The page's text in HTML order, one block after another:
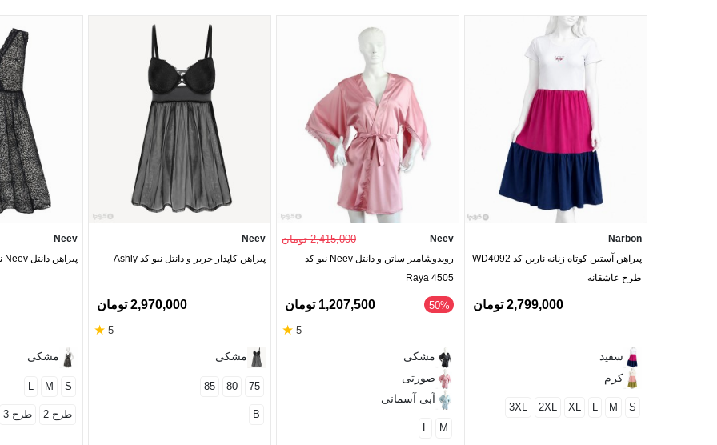
Narbon
پیراهن آستین کوتاه زنانه ناربن کد WD4092
طرح عاشقانه
2,799,000 تومان
سفید
کرم
S
M
XL
2XL
3XL
Neev 2,415,000 تومان
روبدوشامبر ساتن و دانتل Neev نیو کد
Raya 4505
‎50% 1,207,500 تومان
5
★
مشکی
صورتی
آبی آسمانی
M
L
Neev
پیراهن کاپدار حریر و دانتل نیو کد Ashly
2,970,000 تومان
5
★
مشکی
75
80
85
B
Neev
پیراهن دانتل Neev نیو کد Rosalyn 4106
مشکی
S
M
L
طرح 2 طرح 3